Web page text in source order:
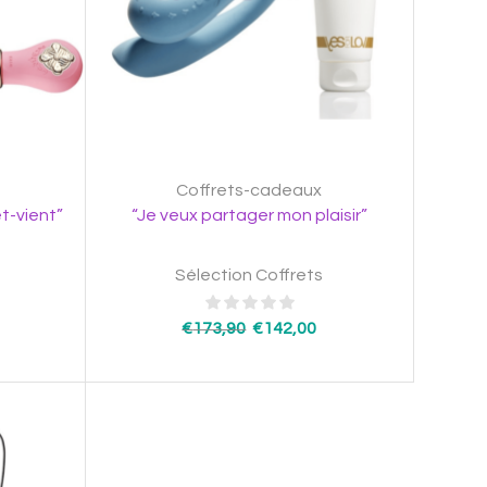
vient”
Coffrets-cadeaux
“Je veux partager mon plaisir”
Sélection Coffrets
€173,90 €142,00